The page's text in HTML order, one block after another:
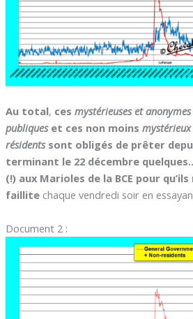
Au total, ces mystérieuses et
publiques et ces non moins
résidents sont obligés de prêter
terminant le 22 décembre
(!) aux Marioles de la BCE pour
faillite chaque vendredi soir en
Document 2 :